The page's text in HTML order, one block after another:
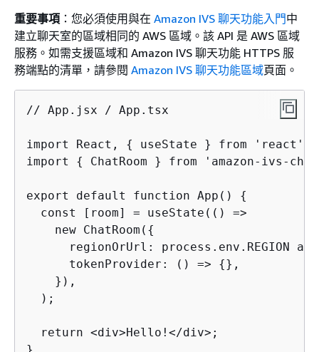
重要事項 ：您必須使用與在 Amazon IVS 聊天功能入門中
建立聊天室的區域相同的 AWS 區域。該 API 是 AWS 區域
服務。如需支援區域和 Amazon IVS 聊天功能 HTTPS 服
務端點的清單，請參閱 Amazon IVS 聊天功能區域頁面。
// App.jsx / App.tsx
import React, {
useState } from 'react';
import { ChatRoom } from 'amazon-ivs-
export default function App() {
  const [room] = useState(() =>
    new ChatRoom(
{
regionOrUrl: process.env.REGION as
      tokenProvider: () =>
{},
    }),
  );
  return <div>Hello!</div>;